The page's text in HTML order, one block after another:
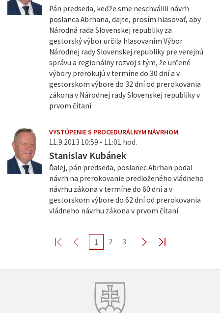
Pán predseda, keďže sme neschválili návrh
poslanca Abrhana, dajte, prosím hlasovať, aby
Národná rada Slovenskej republiky za
gestorský výbor určila hlasovaním Výbor
Národnej rady Slovenskej republiky pre verejnú
správu a regionálny rozvoj s tým, že určené
výbory prerokujú v termíne do 30 dní a v
gestorskom výbore do 32 dní od prerokovania
zákona v Národnej rady Slovenskej republiky v
prvom čítaní.
VYSTÚPENIE S PROCEDURÁLNYM NÁVRHOM
11.9.2013 10:59 - 11:01 hod.
Stanislav Kubánek
Ďalej, pán predseda, poslanec Abrhan podal
návrh na prerokovanie predloženého vládneho
návrhu zákona v termíne do 60 dní a v
gestorskom výbore do 62 dní od prerokovania
vládneho návrhu zákona v prvom čítaní.
1 2 3